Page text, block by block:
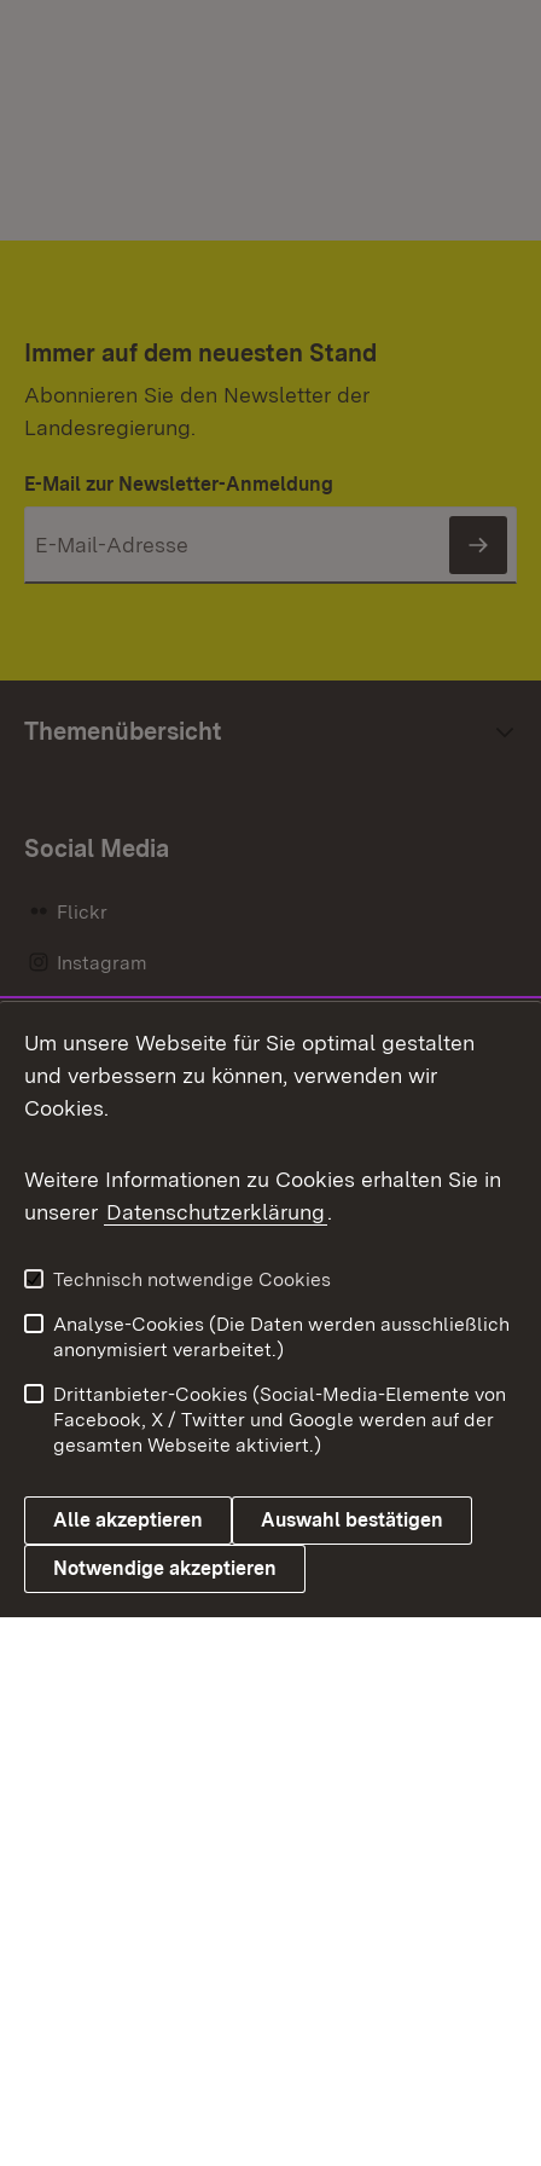
Immer auf dem neuesten Stand
Abonnieren Sie den Newsletter der
Landesregierung.
E-Mail zur Newsletter-Anmeldung
Themenübersicht
Social Media
Flickr
Instagram
Mastodon
Messenger
Social Wall
X / Twitter
Youtube
Link zum Landesportal
Benutzungshinweise
Barrierefreiheit
Datenschutz
Cookies
Um unsere Webseite für Sie optimal gestalten
und verbessern zu können, verwenden wir
Cookies.
Weitere Informationen zu Cookies erhalten Sie in
unserer Datenschutzerklärung.
Technisch notwendige Cookies
Analyse-Cookies (Die Daten werden ausschließlich
anonymisiert verarbeitet.)
Drittanbieter-Cookies (Social-Media-Elemente von
Facebook, X / Twitter und Google werden auf der
gesamten Webseite aktiviert.)
Alle akzeptieren Auswahl bestätigen
Notwendige akzeptieren